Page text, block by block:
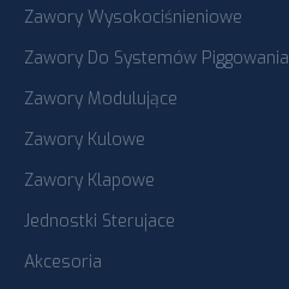
Zawory Wysokociśnieniowe
Zawory Do Systemów Piggowania
Zawory Modulujące
Zawory Kulowe
Zawory Klapowe
Jednostki Sterujace
Akcesoria